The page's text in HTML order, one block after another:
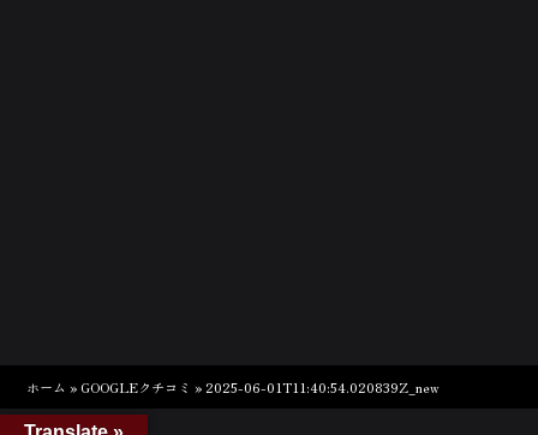
ホーム » GOOGLEクチコミ » 2025-06-01T11:40:54.020839Z_new